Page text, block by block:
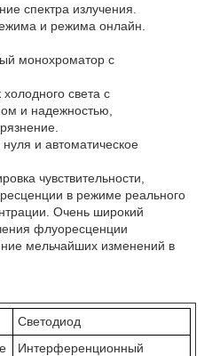
спектра излучения.
и режима онлайн.
монохроматор с
света с
и надежностью,
и автоматическое
чувствительности,
в режиме реального
Очень широкий
флуоресценции
мельчайших изменений в
Светодиод
Интерференционный